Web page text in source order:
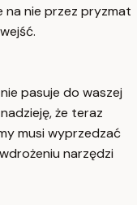
na nie przez pryzmat
pasuje do waszej
że teraz
musi wyprzedzać
narzędzi